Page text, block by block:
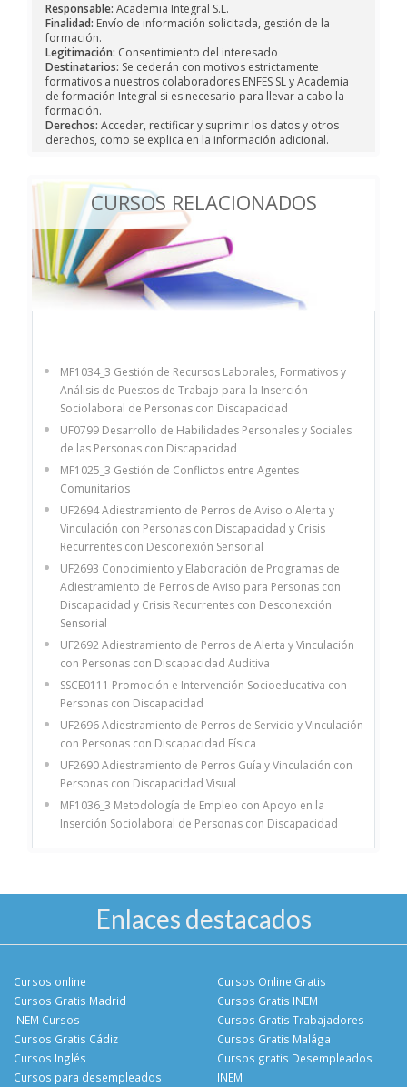
Responsable: Academia Integral S.L.
Finalidad: Envío de información solicitada, gestión de la
formación.
Legitimación: Consentimiento del interesado
Destinatarios: Se cederán con motivos estrictamente
formativos a nuestros colaboradores ENFES SL y Academia
de formación Integral si es necesario para llevar a cabo la
formación.
Derechos: Acceder, rectificar y suprimir los datos y otros
derechos, como se explica en la información adicional.
CURSOS RELACIONADOS
MF1034_3 Gestión de Recursos Laborales, Formativos y
Análisis de Puestos de Trabajo para la Inserción
Sociolaboral de Personas con Discapacidad
UF0799 Desarrollo de Habilidades Personales y Sociales
de las Personas con Discapacidad
MF1025_3 Gestión de Conflictos entre Agentes
Comunitarios
UF2694 Adiestramiento de Perros de Aviso o Alerta y
Vinculación con Personas con Discapacidad y Crisis
Recurrentes con Desconexión Sensorial
UF2693 Conocimiento y Elaboración de Programas de
Adiestramiento de Perros de Aviso para Personas con
Discapacidad y Crisis Recurrentes con Desconexción
Sensorial
UF2692 Adiestramiento de Perros de Alerta y Vinculación
con Personas con Discapacidad Auditiva
SSCE0111 Promoción e Intervención Socioeducativa con
Personas con Discapacidad
UF2696 Adiestramiento de Perros de Servicio y Vinculación
con Personas con Discapacidad Física
UF2690 Adiestramiento de Perros Guía y Vinculación con
Personas con Discapacidad Visual
MF1036_3 Metodología de Empleo con Apoyo en la
Inserción Sociolaboral de Personas con Discapacidad
Enlaces destacados
Cursos online
Cursos Gratis Madrid
INEM Cursos
Cursos Gratis Cádiz
Cursos Online Gratis
Cursos Gratis INEM
Cursos Gratis Trabajadores
Cursos Gratis Malága
Cursos Inglés
Cursos para desempleados
Cursos gratis Desempleados
INEM